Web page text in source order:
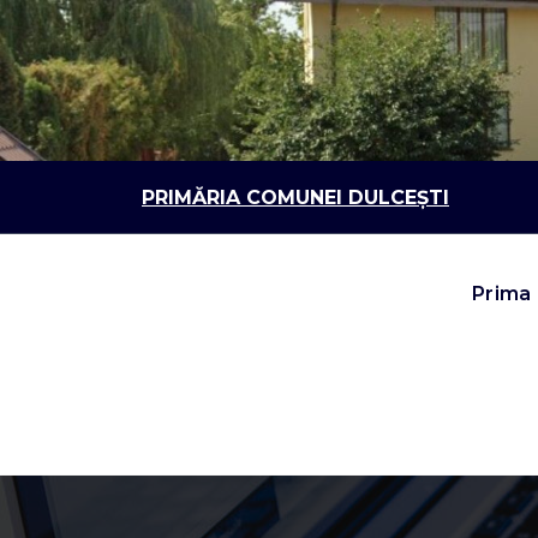
Sari
la
conținut
PRIMĂRIA COMUNEI DULCEȘTI